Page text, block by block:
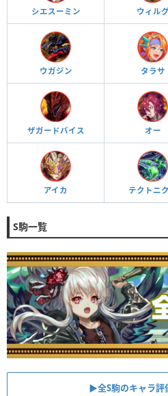
シエスーミン ウィルグ
ウガジン タラサ
ザガードバイス オー
アイカ テクトニ
S駒一覧
▶︎全S駒のキャラ評